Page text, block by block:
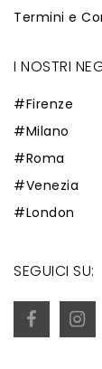
Termini e
I NOSTRI
#Firenze
#Milano
#Roma
#Venezia
#London
SEGUICI SU: